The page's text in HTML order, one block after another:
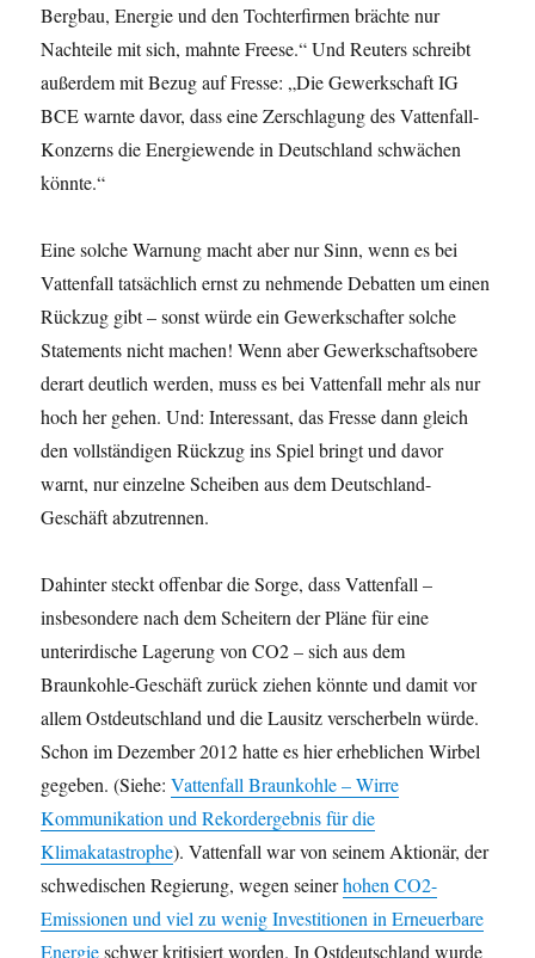
Bergbau, Energie und den Tochterfirmen brächte nur
Nachteile mit sich, mahnte Freese.“ Und Reuters schreibt
außerdem mit Bezug auf Fresse: „Die Gewerkschaft IG
BCE warnte davor, dass eine Zerschlagung des Vattenfall-
Konzerns die Energiewende in Deutschland schwächen
könnte.“
Eine solche Warnung macht aber nur Sinn, wenn es bei
Vattenfall tatsächlich ernst zu nehmende Debatten um einen
Rückzug gibt – sonst würde ein Gewerkschafter solche
Statements nicht machen! Wenn aber Gewerkschaftsobere
derart deutlich werden, muss es bei Vattenfall mehr als nur
hoch her gehen. Und: Interessant, das Fresse dann gleich
den vollständigen Rückzug ins Spiel bringt und davor
warnt, nur einzelne Scheiben aus dem Deutschland-
Geschäft abzutrennen.
Dahinter steckt offenbar die Sorge, dass Vattenfall –
insbesondere nach dem Scheitern der Pläne für eine
unterirdische Lagerung von CO2 – sich aus dem
Braunkohle-Geschäft zurück ziehen könnte und damit vor
allem Ostdeutschland und die Lausitz verscherbeln würde.
Schon im Dezember 2012 hatte es hier erheblichen Wirbel
gegeben. (Siehe:Vattenfall Braunkohle – Wirre
Kommunikation und Rekordergebnis für die
Klimakatastrophe). Vattenfall war von seinem Aktionär, der
schwedischen Regierung, wegen seinerhohen CO2-
Emissionen und viel zu wenig Investitionen in Erneuerbare
Energieschwer kritisiert worden. In Ostdeutschland wurde